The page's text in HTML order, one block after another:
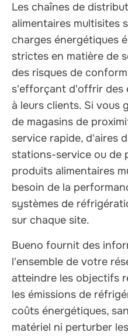
Les chaînes de
alimentaires multisites
charges énergétiques
strictes en matière de
des risques de
s'efforçant d'offrir des
à leurs clients. Si vous
de magasins de
service rapide, d'aires
stations-service ou de
produits alimentaires
besoin de la
systèmes de
sur chaque site.
Bueno fournit des
l'ensemble de votre
atteindre les objectifs
les émissions de
coûts énergétiques,
matériel ni perturber